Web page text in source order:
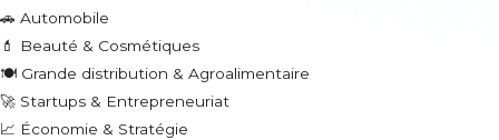
🚗 Automobile
💄 Beauté & Cosmétiques
🍽️ Grande distribution & Agroalimentaire
🚀 Startups & Entrepreneuriat
📈 Économie & Stratégie